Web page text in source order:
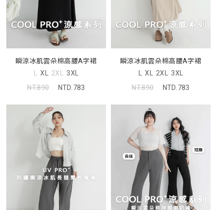
瞬涼冰肌雲朵棉高腰A字裙
L XL 2XL 3XL
NT.890
NTD.783
瞬涼冰肌雲朵棉高腰A字裙
L XL 2XL 3XL
NT.890
NTD.783